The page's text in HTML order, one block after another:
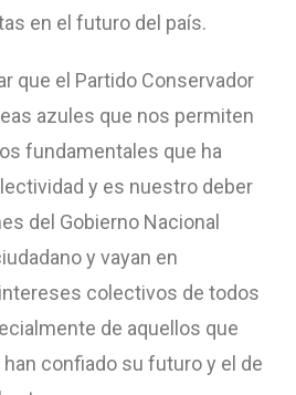
en el futuro del país.
que el Partido Conservador
azules que nos permiten
fundamentales que ha
y es nuestro deber
del Gobierno Nacional
y vayan en
colectivos de todos
de aquellos que
confiado su futuro y el de